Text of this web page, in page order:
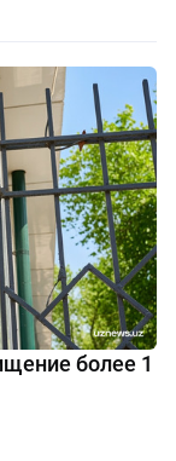
более 1